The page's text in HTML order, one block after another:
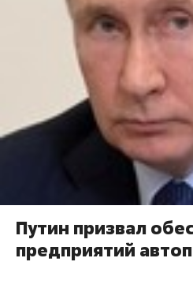
Путин призвал
предприятий